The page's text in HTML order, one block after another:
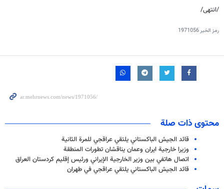
/انتهى/
رمز الخبر1971056
محتوى ذات صلة
قائد الجيش الباكستاني يلتقي عراقجي للمرة الثانية
وزيرا خارجية ايران وعمان يناقشان تطورات المنطقة
اتصال هاتفي بين وزير الخارجية الإيراني ورئيس إقليم كردستان العراق
قائد الجيش الباكستاني يلتقي عراقجي في طهران